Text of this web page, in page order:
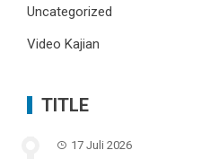
Uncategorized
Video Kajian
TITLE
17 Juli 2026